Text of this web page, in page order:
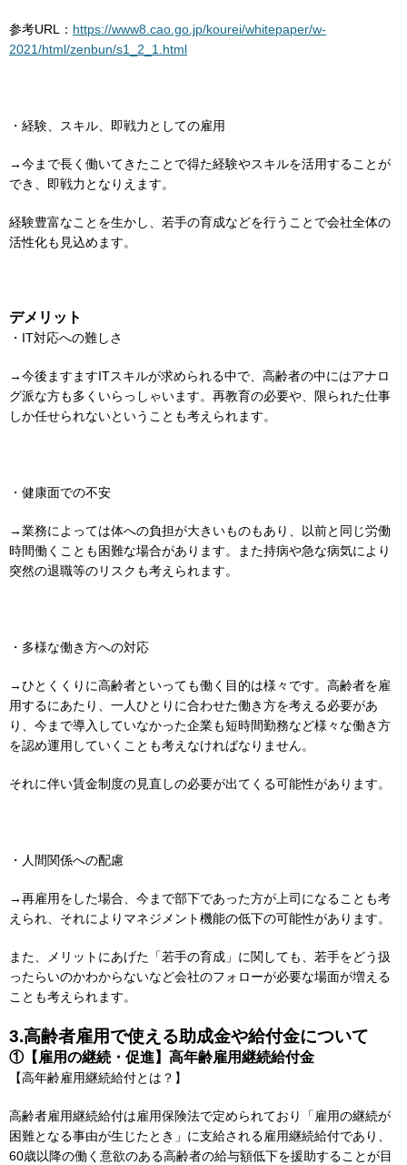
参考URL： https://www8.cao.go.jp/kourei/whitepaper/w-
2021/html/zenbun/s1_2_1.html
・経験、スキル、即戦力としての雇用
→今まで長く働いてきたことで得た経験やスキルを活用することが
でき、即戦力となりえます。
経験豊富なことを生かし、若手の育成などを行うことで会社全体の
活性化も見込めます。
デメリット
・IT対応への難しさ
→今後ますますITスキルが求められる中で、高齢者の中にはアナロ
グ派な方も多くいらっしゃいます。再教育の必要や、限られた仕事
しか任せられないということも考えられます。
・健康面での不安
→業務によっては体への負担が大きいものもあり、以前と同じ労働
時間働くことも困難な場合があります。また持病や急な病気により
突然の退職等のリスクも考えられます。
・多様な働き方への対応
→ひとくくりに高齢者といっても働く目的は様々です。高齢者を雇
用するにあたり、一人ひとりに合わせた働き方を考える必要があ
り、今まで導入していなかった企業も短時間勤務など様々な働き方
を認め運用していくことも考えなければなりません。
それに伴い賃金制度の見直しの必要が出てくる可能性があります。
・人間関係への配慮
→再雇用をした場合、今まで部下であった方が上司になることも考
えられ、それによりマネジメント機能の低下の可能性があります。
また、メリットにあげた「若手の育成」に関しても、若手をどう扱
ったらいのかわからないなど会社のフォローが必要な場面が増える
ことも考えられます。
3.高齢者雇用で使える助成金や給付金について
①【雇用の継続・促進】高年齢雇用継続給付金
【高年齢雇用継続給付とは？】
高齢者雇用継続給付は雇用保険法で定められており「雇用の継続が
困難となる事由が生じたとき」に支給される雇用継続給付であり、
60歳以降の働く意欲のある高齢者の給与額低下を援助することが目